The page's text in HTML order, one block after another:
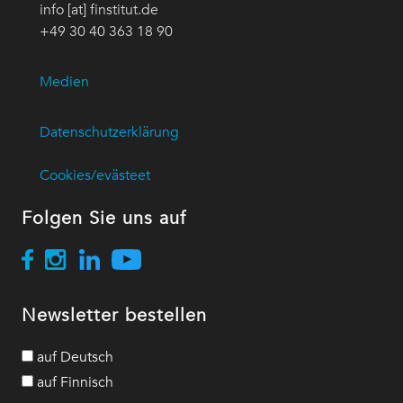
info [at] finstitut.de
+49 30 40 363 18 90
Medien
Datenschutzerklärung
Cookies/evästeet
Folgen Sie uns auf
Newsletter bestellen
auf Deutsch
auf Finnisch